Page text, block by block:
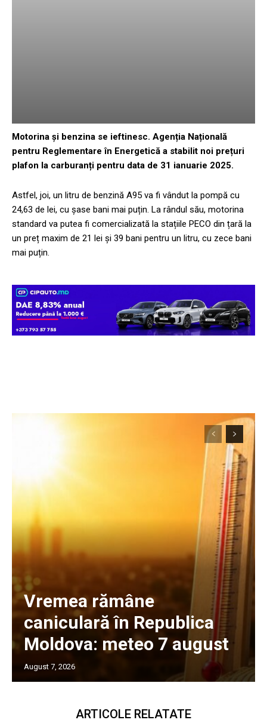
Motorina și benzina se ieftinesc. Agenția Națională
pentru Reglementare în Energetică a stabilit noi prețuri
plafon la carburanți pentru data de 31 ianuarie 2025.
Astfel, joi, un litru de benzină A95 va fi vândut la pompă cu
24,63 de lei, cu șase bani mai puțin. La rândul său, motorina
standard va putea fi comercializată la stațiile PECO din țară la
un preț maxim de 21 lei și 39 bani pentru un litru, cu zece bani
mai puțin.
Vremea rămâne
caniculară în Republica
Moldova: meteo 7 august
August 7, 2026
ARTICOLE RELATATE